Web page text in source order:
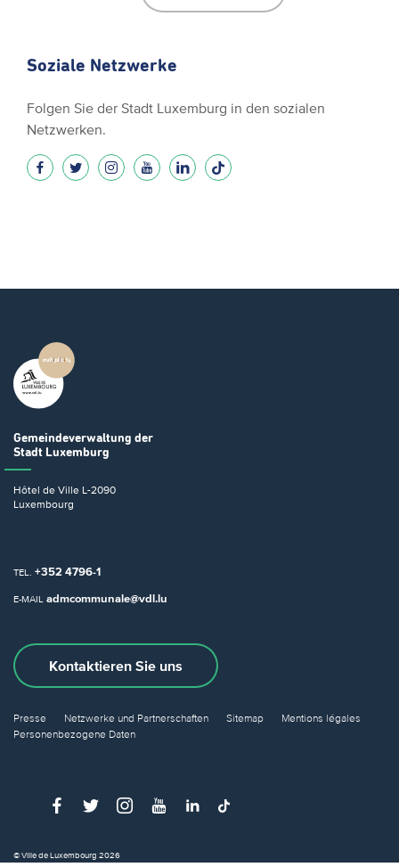
Soziale Netzwerke
Folgen Sie der Stadt Luxemburg in den sozialen
Netzwerken.
Gemeindeverwaltung der
Stadt Luxemburg
Hôtel de Ville L-2090
Luxembourg
TEL. +352 4796-1
E-MAIL admcommunale@vdl.lu
Kontaktieren Sie uns
Presse Netzwerke und Partnerschaften Sitemap
Mentions légales
Personenbezogene Daten
© Ville de Luxembourg 2026